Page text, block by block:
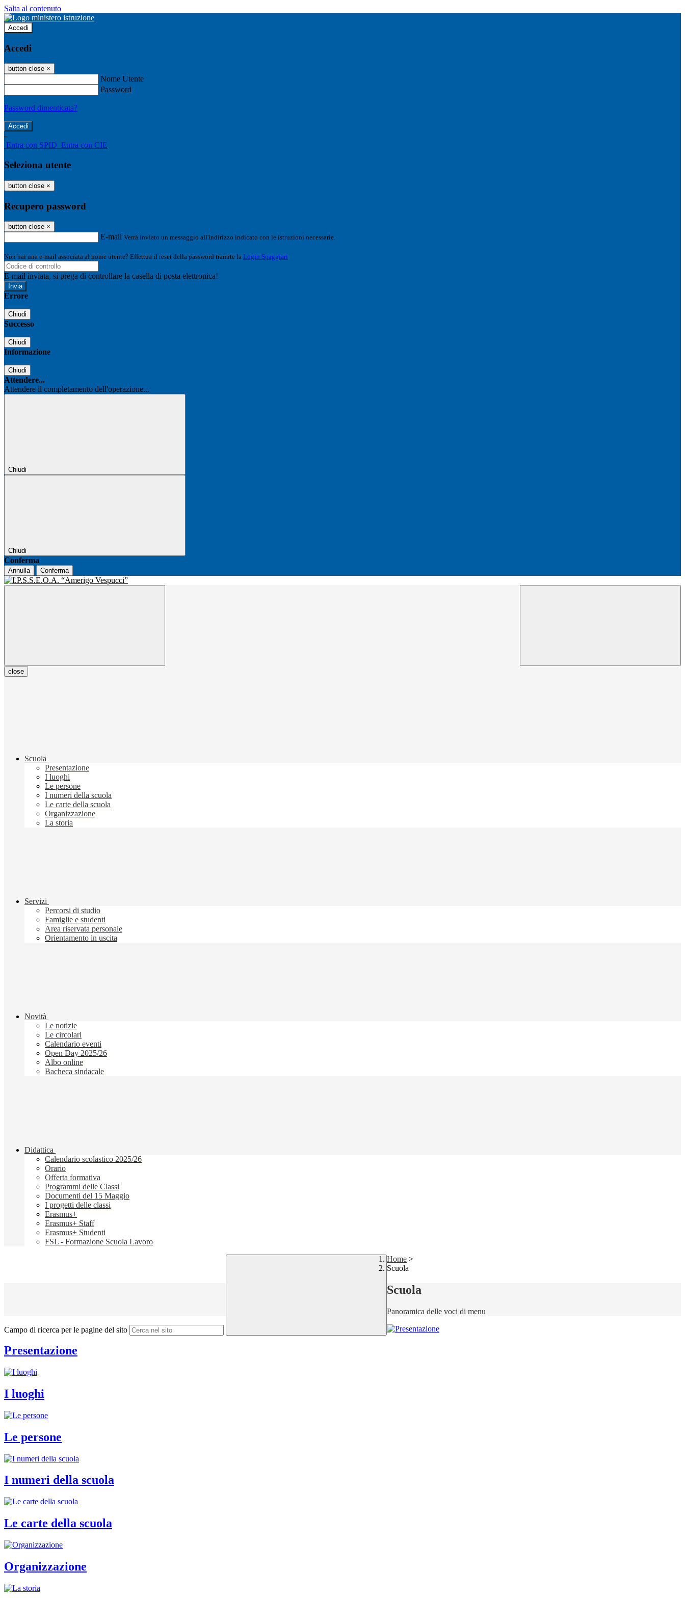
Salta al contenuto
Accedi
Accedi
button close ×
Nome Utente
Password
Password dimenticata?
-
Entra con SPID Entra con CIE
Seleziona utente
button close ×
Recupero password
button close ×
E-mail Verrà inviato un messaggio all'indirizzo indicato con le istruzioni necessarie.
Non hai una e-mail associata al nome utente? Effettua il reset della password tramite la Login Spaggiari
E-mail inviata, si prega di controllare la casella di posta elettronica!
Errore
Chiudi
Successo
Chiudi
Informazione
Chiudi
Attendere...
Attendere il completamento dell'operazione...
Chiudi
Chiudi
Conferma
Annulla Conferma
close
Scuola
Presentazione
I luoghi
Le persone
I numeri della scuola
Le carte della scuola
Organizzazione
La storia
Servizi
Percorsi di studio
Famiglie e studenti
Area riservata personale
Orientamento in uscita
Novità
Le notizie
Le circolari
Calendario eventi
Open Day 2025/26
Albo online
Bacheca sindacale
Didattica
Calendario scolastico 2025/26
Orario
Offerta formativa
Programmi delle Classi
Documenti del 15 Maggio
I progetti delle classi
Erasmus+
Erasmus+ Staff
Erasmus+ Studenti
FSL - Formazione Scuola Lavoro
Campo di ricerca per le pagine del sito
Home >
Scuola
Scuola
Panoramica delle voci di menu
Presentazione
I luoghi
Le persone
I numeri della scuola
Le carte della scuola
Organizzazione